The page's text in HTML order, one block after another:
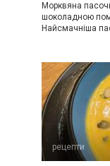
Морквяна
шоколадною
Найсмачніша
рецепти